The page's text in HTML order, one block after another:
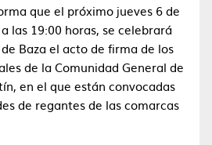
que el próximo jueves 6 de
las 19:00 horas, se celebrará
Baza el acto de firma de los
de la Comunidad General de
en el que están convocadas
de regantes de las comarcas